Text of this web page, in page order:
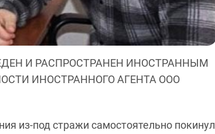
И РАСПРОСТРАНЕН ИНОСТРАННЫМ
ИНОСТРАННОГО АГЕНТА ООО
из-под стражи самостоятельно покинул